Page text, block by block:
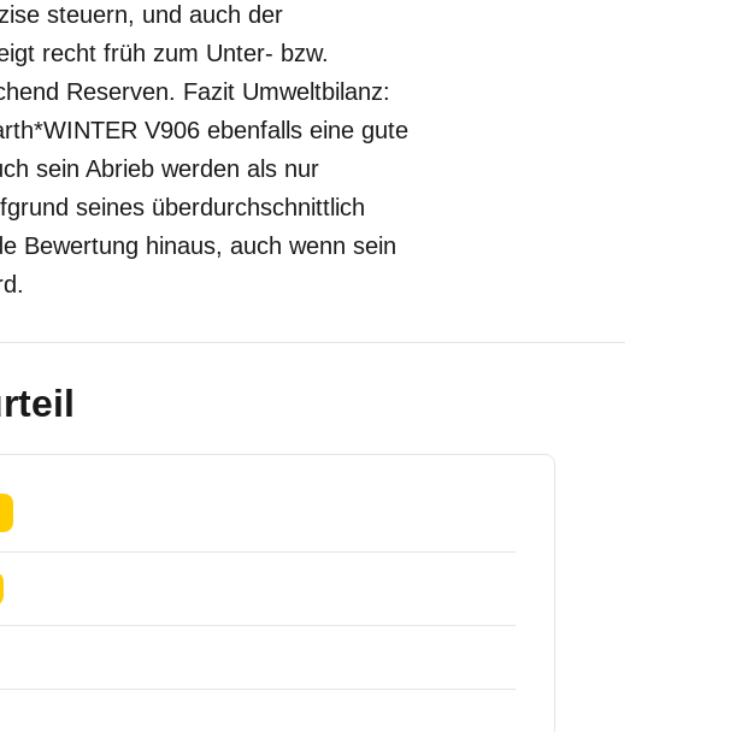
steuern, und auch der
recht früh zum Unter- bzw.
Reserven. Fazit Umweltbilanz:
V906 ebenfalls eine gute
sein Abrieb werden als nur
seines überdurchschnittlich
Bewertung hinaus, auch wenn sein